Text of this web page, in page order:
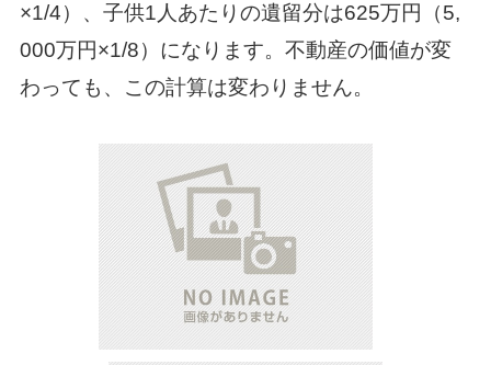
×1/4）、子供1人あたりの遺留分は625万円（5,
000万円×1/8）になります。不動産の価値が変
わっても、この計算は変わりません。